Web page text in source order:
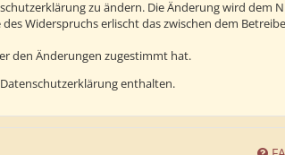
zu ändern. Die Änderung wird dem
Widerspruchs erlischt das zwischen dem
den Änderungen zugestimmt hat.
enthalten.